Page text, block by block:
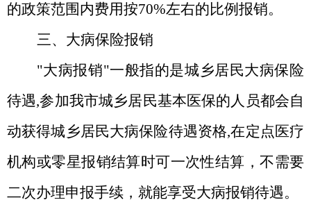
的政策范围内费用按70%左右的比例报销。
三、大病保险报销
"大病报销"一般指的是城乡居民大病保险
待遇,参加我市城乡居民基本医保的人员都会自
动获得城乡居民大病保险待遇资格,在定点医疗
机构或零星报销结算时可一次性结算，不需要
二次办理申报手续，就能享受大病报销待遇。